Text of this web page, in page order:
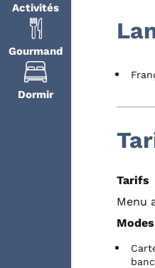
Activités
Gourmand
Dormir
Tarifs
Menu